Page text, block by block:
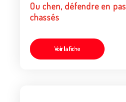
Ou chen, défendre en pas
chassés
Voir la fiche